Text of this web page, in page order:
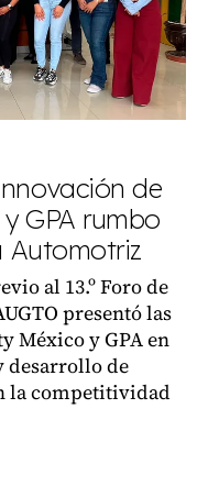
de
GPA rumbo
Automotriz
al 13.º Foro de
presentó las
México y GPA en
desarrollo de
la competitividad